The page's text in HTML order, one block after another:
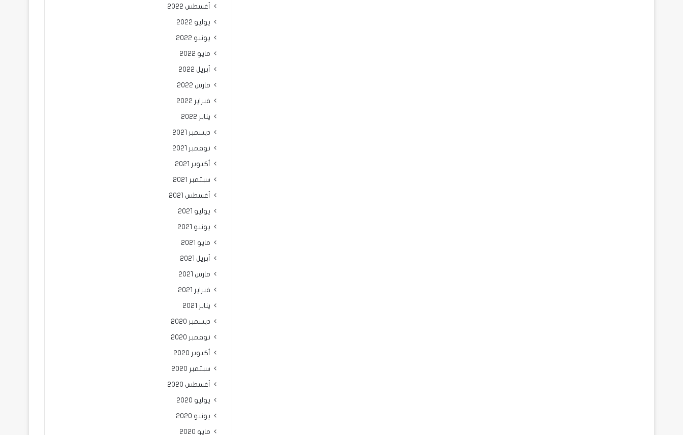
أغسطس 2022
يوليو 2022
يونيو 2022
مايو 2022
أبريل 2022
مارس 2022
فبراير 2022
يناير 2022
ديسمبر 2021
نوفمبر 2021
أكتوبر 2021
سبتمبر 2021
أغسطس 2021
يوليو 2021
يونيو 2021
مايو 2021
أبريل 2021
مارس 2021
فبراير 2021
يناير 2021
ديسمبر 2020
نوفمبر 2020
أكتوبر 2020
سبتمبر 2020
أغسطس 2020
يوليو 2020
يونيو 2020
مايو 2020